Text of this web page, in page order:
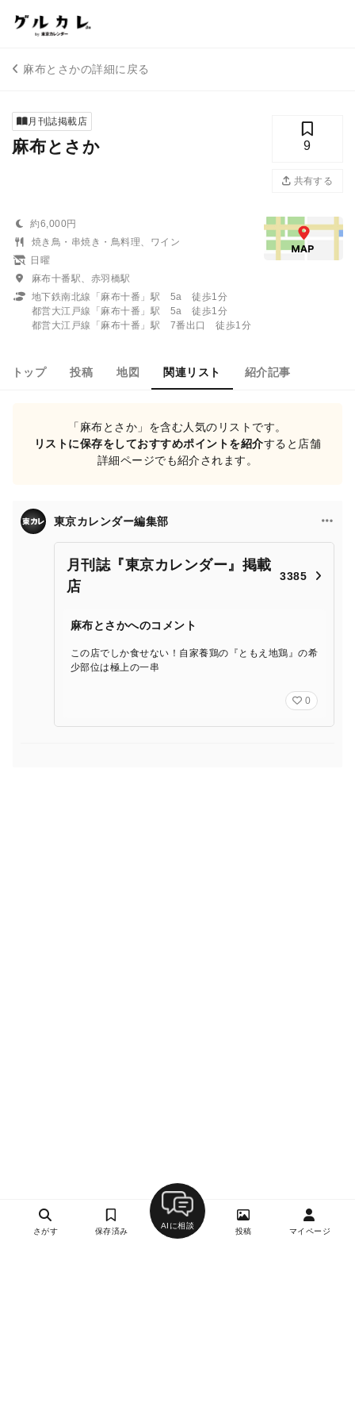
麻布とさかの詳細に戻る
月刊誌掲載店
麻布とさか 9
共有する
約6,000円
焼き鳥・串焼き・鳥料理、ワイン
日曜
麻布十番駅、赤羽橋駅
地下鉄南北線「麻布十番」駅 5a 徒歩1分
都営大江戸線「麻布十番」駅 5a 徒歩1分
都営大江戸線「麻布十番」駅 7番出口 徒歩1分
トップ 投稿 地図 関連リスト 紹介記事
「麻布とさか」を含む人気のリストです。
リストに保存をしておすすめポイントを紹介すると店舗
詳細ページでも紹介されます。
東京カレンダー編集部
月刊誌『東京カレンダー』掲載
店
3385
麻布とさかへのコメント
この店でしか食せない！自家養鶏の『ともえ地鶏』の希
少部位は極上の一串
0
さがす 保存済み
AIに相談
投稿 マイページ